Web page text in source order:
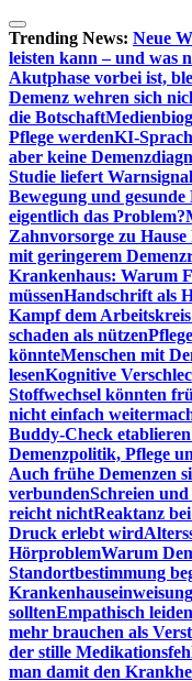
Zum
Inhalt
springen
Trending News: Neue
leisten kann – und was
Akutphase vorbei ist,
Demenz wehren sich
die Botschaft
Pflege werdenKI-
aber keine
Studie liefert Warnsignal
Bewegung und
eigentlich das Problem?
Zahnvorsorge zu
mit geringerem
Krankenhaus: Warum
müssenHandschrift als
Kampf dem
schaden als nützen
könnteMenschen mit
lesenKognitive
Stoffwechsel könnten
nicht einfach
Buddy-Check
Demenzpolitik, Pflege
Auch frühe Demenzen
verbundenSchreien
reicht nichtReaktanz
Druck erlebt wird
HörproblemWarum
Standortbestimmung
solltenEmpathisch
mehr brauchen als
der stille
man damit den